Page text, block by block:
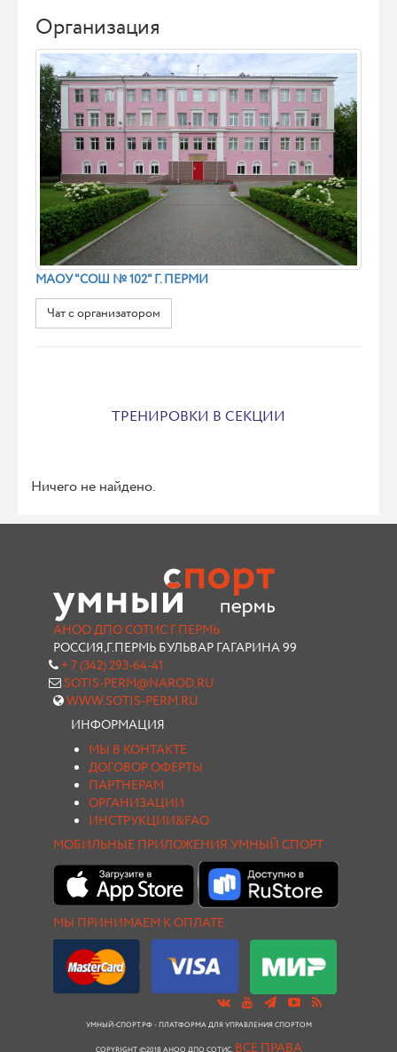
Организация
МАОУ "СОШ № 102" Г. ПЕРМИ
Чат с организатором
ТРЕНИРОВКИ В СЕКЦИИ
Ничего не найдено.
АНОО ДПО СОТИС Г.ПЕРМЬ
РОССИЯ,Г.ПЕРМЬ БУЛЬВАР ГАГАРИНА 99
+ 7 (342) 293-64-41
SOTIS-PERM@NAROD.RU
WWW.SOTIS-PERM.RU
ИНФОРМАЦИЯ
МЫ В КОНТАКТЕ
ДОГОВОР ОФЕРТЫ
ПАРТНЕРАМ
ОРГАНИЗАЦИИ
ИНСТРУКЦИИ&FAQ
МОБИЛЬНЫЕ ПРИЛОЖЕНИЯ УМНЫЙ СПОРТ
МЫ ПРИНИМАЕМ К ОПЛАТЕ
УМНЫЙ-СПОРТ.РФ - ПЛАТФОРМА ДЛЯ УПРАВЛЕНИЯ СПОРТОМ
ВСЕ ПРАВА